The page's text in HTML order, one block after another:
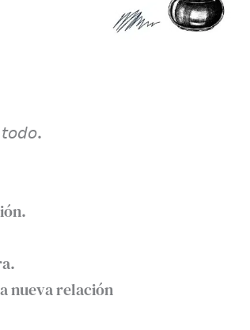
nueva relación